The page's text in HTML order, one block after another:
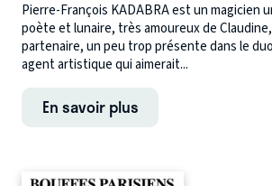
Pierre-François KADABRA est un magicien
poète et lunaire, très amoureux de
partenaire, un peu trop présente dans le
agent artistique qui aimerait...
En savoir plus